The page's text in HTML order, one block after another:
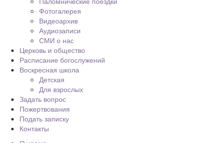
Фотогалерея
Видеоархив
Аудиозаписи
СМИ о нас
Церковь и общество
Расписание богослужений
Воскресная школа
Детская
Для взрослых
Задать вопрос
Пожертвования
Подать записку
Контакты